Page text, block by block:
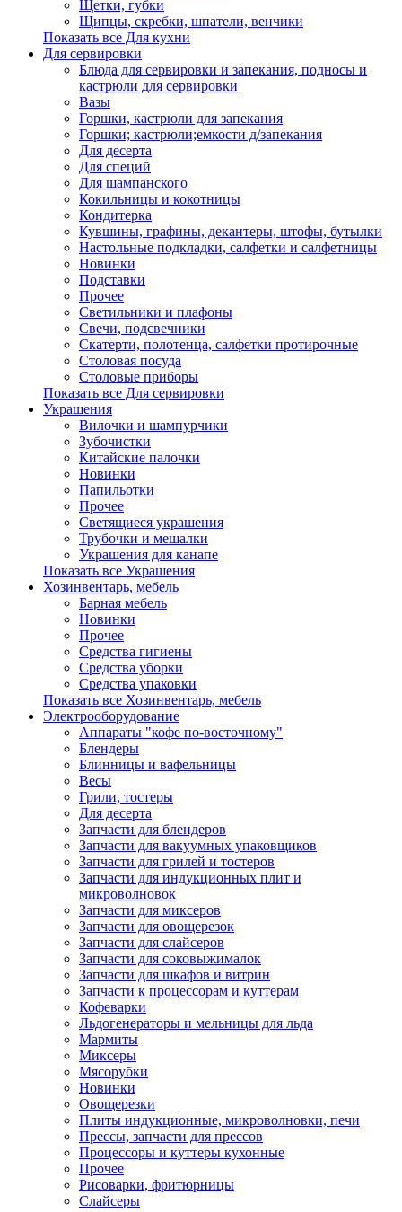
Щетки, губки
Щипцы, скребки, шпатели, венчики
Показать все Для кухни
Для сервировки
Блюда для сервировки и запекания, подносы и
кастрюли для сервировки
Вазы
Горшки, кастрюли для запекания
Горшки; кастрюли;емкости д/запекания
Для десерта
Для специй
Для шампанского
Кокильницы и кокотницы
Кондитерка
Кувшины, графины, декантеры, штофы, бутылки
Настольные подкладки, салфетки и салфетницы
Новинки
Подставки
Прочее
Светильники и плафоны
Свечи, подсвечники
Скатерти, полотенца, салфетки протирочные
Столовая посуда
Столовые приборы
Показать все Для сервировки
Украшения
Вилочки и шампурчики
Зубочистки
Китайские палочки
Новинки
Папильотки
Прочее
Светящиеся украшения
Трубочки и мешалки
Украшения для канапе
Показать все Украшения
Хозинвентарь, мебель
Барная мебель
Новинки
Прочее
Средства гигиены
Средства уборки
Средства упаковки
Показать все Хозинвентарь, мебель
Электрооборудование
Аппараты "кофе по-восточному"
Блендеры
Блинницы и вафельницы
Весы
Грили, тостеры
Для десерта
Запчасти для блендеров
Запчасти для вакуумных упаковщиков
Запчасти для грилей и тостеров
Запчасти для индукционных плит и
микроволновок
Запчасти для миксеров
Запчасти для овощерезок
Запчасти для слайсеров
Запчасти для соковыжималок
Запчасти для шкафов и витрин
Запчасти к процессорам и куттерам
Кофеварки
Льдогенераторы и мельницы для льда
Мармиты
Миксеры
Мясорубки
Новинки
Овощерезки
Плиты индукционные, микроволновки, печи
Прессы, запчасти для прессов
Процессоры и куттеры кухонные
Прочее
Рисоварки, фритюрницы
Слайсеры